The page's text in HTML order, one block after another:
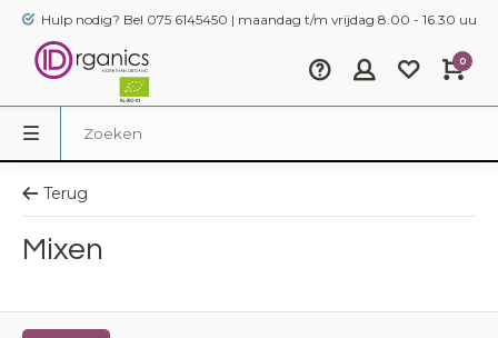
Hulp nodig? Bel 075 6145450 | maandag t/m vrijdag 8.00 - 16.30 uur
0
Terug
Mixen